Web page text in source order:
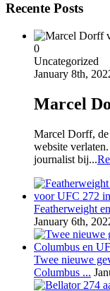
Recente Posts
0
Uncategorized
January 8th,
Marcel
Marcel Dorff,
website
journalist bij...
Featherweight
January 6th,
Twee nieuwe
Columbus ...